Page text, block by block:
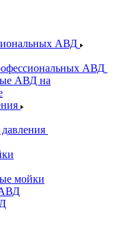
АВД
АВД
АВД на
мойки
АВД